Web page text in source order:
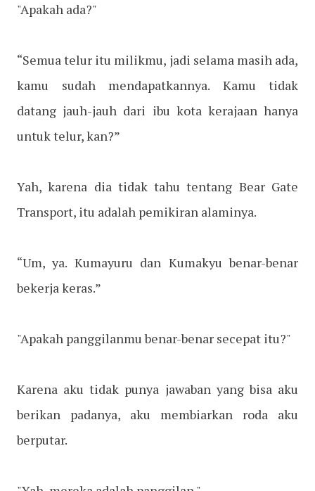
"Apakah ada?"
“Semua telur itu milikmu, jadi selama masih ada,
kamu sudah mendapatkannya. Kamu tidak
datang jauh-jauh dari ibu kota kerajaan hanya
untuk telur, kan?”
Yah, karena dia tidak tahu tentang Bear Gate
Transport, itu adalah pemikiran alaminya.
“Um, ya. Kumayuru dan Kumakyu benar-benar
bekerja keras.”
"Apakah panggilanmu benar-benar secepat itu?"
Karena aku tidak punya jawaban yang bisa aku
berikan padanya, aku membiarkan roda aku
berputar.